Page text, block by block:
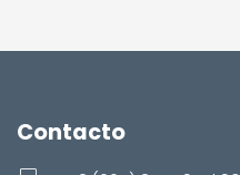
Contacto